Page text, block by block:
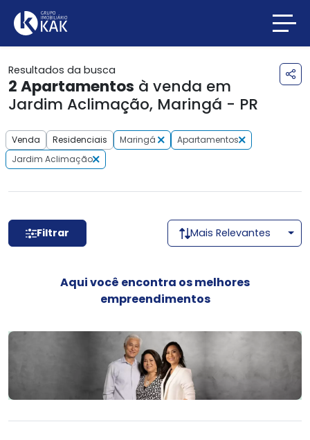
Resultados da busca
2Apartamentos à venda em
Jardim Aclimação, Maringá - PR
Venda Residenciais Maringá
Apartamentos
Jardim Aclimação
Filtrar Mais Relevantes
Aqui você encontra os melhores
empreendimentos